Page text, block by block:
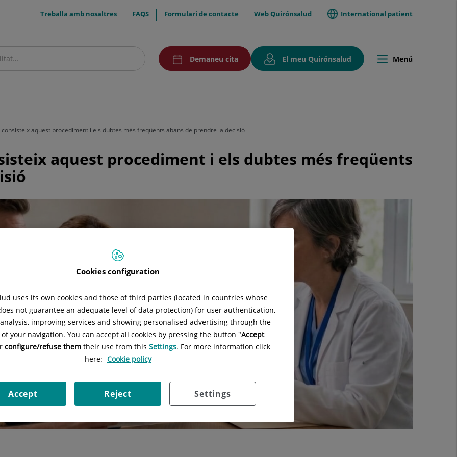
menuTop
Treballa amb nosaltres FAQS Formulari de contacte Web Quirónsalud International patient
menuAcceso
Demaneu cita Aquest
enllaç
s'obrirà
El meu Quirónsalud Aquest
enllaç
s'obrirà
Toggle
Menú
aquest procediment i els dubtes més freqüents abans de prendre la decisió
aquest procediment i els dubtes més freqüents
Cookies configuration
uses its own cookies and those of third parties (located in countries whose
not guarantee an adequate level of data protection) for user authentication,
improving services and showing personalised advertising through the
your navigation. You can accept all cookies by pressing the button "Accept
configure/refuse them their use from this Settings. For more information click
here: Cookie policy
Settings
Reject
Accept